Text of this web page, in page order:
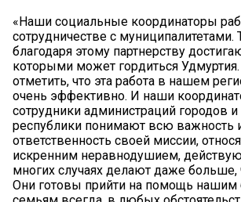
«Наши социальные координаторы
сотрудничестве с муниципалитетами.
благодаря этому партнерству
которыми может гордиться
отметить, что эта работа в нашем
очень эффективно. И наши
сотрудники администраций городов
республики понимают всю важность
ответственность своей миссии,
искренним неравнодушием,
многих случаях делают даже
Они готовы прийти на помощь нашим